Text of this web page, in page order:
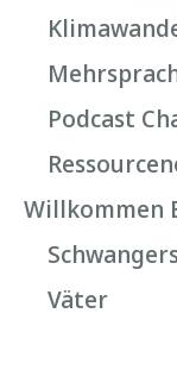
Podcast
Willkommen
Väter